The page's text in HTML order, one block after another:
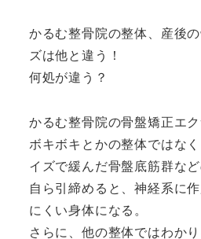
かるむ整骨院の整体、産後
ズは他と違う！
何処が違う？
かるむ整骨院の骨盤矯正エク
ボキボキとかの整体ではな
イズで緩んだ骨盤底筋群な
自ら引締めると、神経系に
にくい身体になる。
さらに、他の整体ではわかり